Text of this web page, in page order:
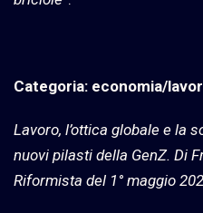
Categoria: economia/
Lavoro, l’ottica globale e la
nuovi pilasti della GenZ. Di
Riformista del 1° maggio